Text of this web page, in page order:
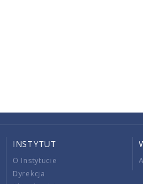
INSTYTUT
O Instytucie
Dyrekcja